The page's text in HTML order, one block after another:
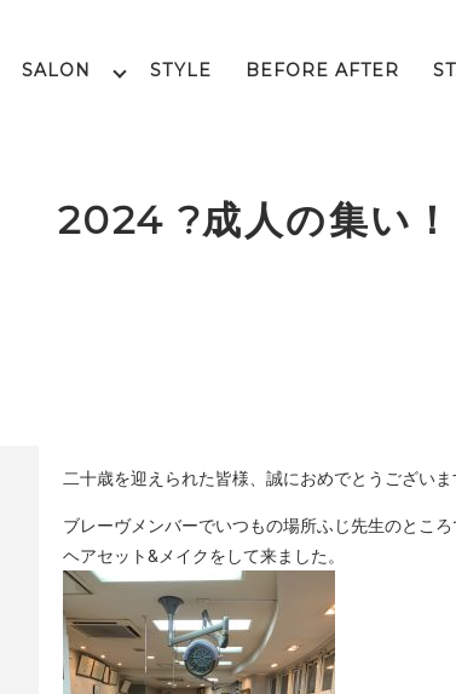
SALON STYLE BEFORE AFTER
2024 ?成人の集い！
二十歳を迎えられた皆様、誠におめでとうございま
ブレーヴメンバーでいつもの場所ふじ先生のところ
ヘアセット&メイクをして来ました。